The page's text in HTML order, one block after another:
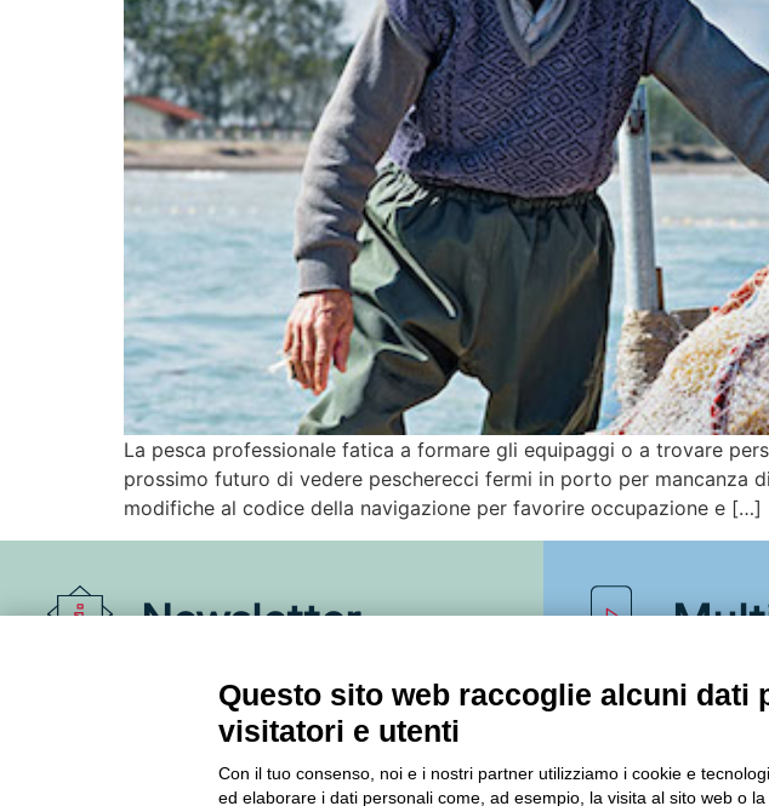
La pesca professionale fatica a formare gli equipaggi o a trovare
prossimo futuro di vedere pescherecci fermi in porto per mancanza
modifiche al codice della navigazione per favorire occupazione e […]
Newsletter
Accedi o iscriviti alla nostra Newsletter Legacoop
Informazioni per restare sempre aggiornati sul
mondo della cooperazione.
Questo sito web raccoglie alcuni dati
visitatori e utenti
Con il tuo consenso, noi e i nostri partner utilizziamo i cookie e
ed elaborare i dati personali come, ad esempio, la visita al sito web o